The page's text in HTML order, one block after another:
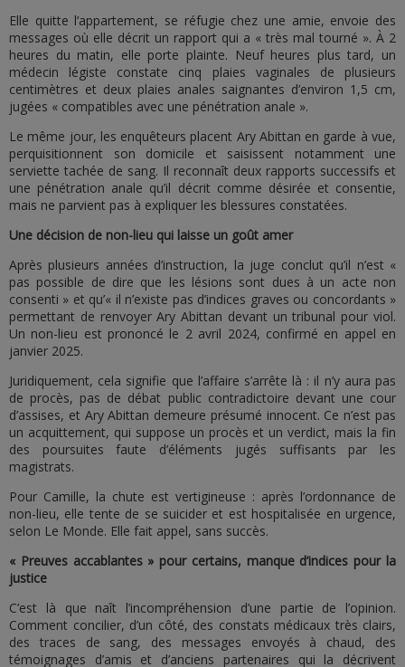
Elle quitte l’appartement, se réfugie chez une amie, envoie des
messages où elle décrit un rapport qui a « très mal tourné ». À 2
heures du matin, elle porte plainte. Neuf heures plus tard, un
médecin légiste constate cinq plaies vaginales de plusieurs
centimètres et deux plaies anales saignantes d’environ 1,5 cm,
jugées « compatibles avec une pénétration anale ».
Le même jour, les enquêteurs placent Ary Abittan en garde à vue,
perquisitionnent son domicile et saisissent notamment une
serviette tachée de sang. Il reconnaît deux rapports successifs et
une pénétration anale qu’il décrit comme désirée et consentie,
mais ne parvient pas à expliquer les blessures constatées.
Une décision de non-lieu qui laisse un goût amer
Après plusieurs années d’instruction, la juge conclut qu’il n’est «
pas possible de dire que les lésions sont dues à un acte non
consenti » et qu’« il n’existe pas d’indices graves ou concordants »
permettant de renvoyer Ary Abittan devant un tribunal pour viol.
Un non-lieu est prononcé le 2 avril 2024, confirmé en appel en
janvier 2025.
Juridiquement, cela signifie que l’affaire s’arrête là : il n’y aura pas
de procès, pas de débat public contradictoire devant une cour
d’assises, et Ary Abittan demeure présumé innocent. Ce n’est pas
un acquittement, qui suppose un procès et un verdict, mais la fin
des poursuites faute d’éléments jugés suffisants par les
magistrats.
Pour Camille, la chute est vertigineuse : après l’ordonnance de
non-lieu, elle tente de se suicider et est hospitalisée en urgence,
selon Le Monde. Elle fait appel, sans succès.
« Preuves accablantes » pour certains, manque d’indices pour la
justice
C’est là que naît l’incompréhension d’une partie de l’opinion.
Comment concilier, d’un côté, des constats médicaux très clairs,
des traces de sang, des messages envoyés à chaud, des
témoignages d’amis et d’anciens partenaires qui la décrivent